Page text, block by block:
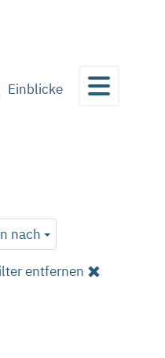
Einblicke
nach
entfernen